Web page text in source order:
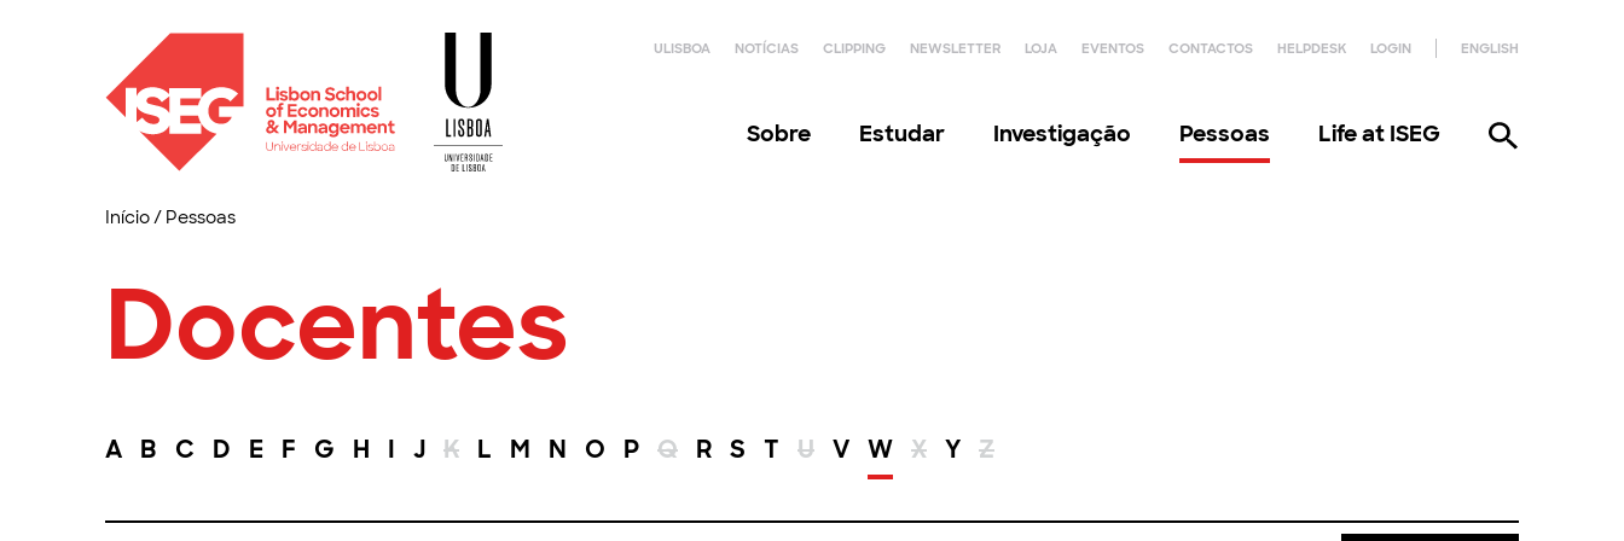
ULISBOA NOTÍCIAS CLIPPING NEWSLETTER LOJA EVENTOS CONTACTOS HELPDESK LOGIN ENGLISH
Sobre Estudar Investigação Pessoas Life at ISEG
Início/ Pessoas
Docentes
A B C D E F G H I J K L M N O P Q R S T U V W X Y Z